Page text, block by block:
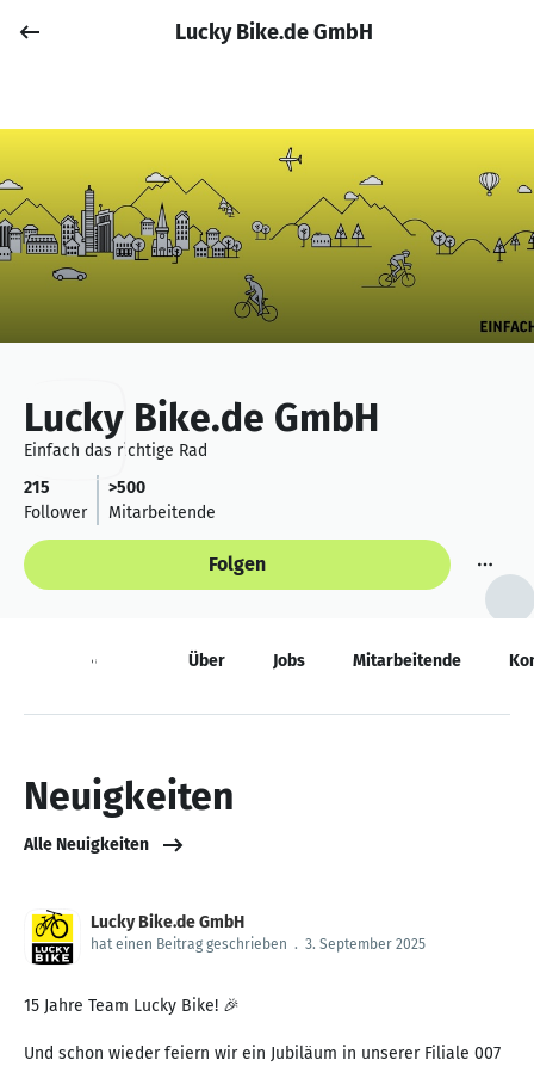
Anmelden
Lucky Bike.de GmbH
Lucky Bike.de GmbH
Einfach das richtige Rad
215
Follower
>500
Mitarbeitende
Folgen
Neuigkeiten Über Jobs Mitarbeitende
Neuigkeiten
Alle Neuigkeiten
Lucky Bike.de GmbH
hat einen Beitrag geschrieben . 3. September 2025
15 Jahre Team Lucky Bike! 🎉
Und schon wieder feiern wir ein Jubiläum in unserer Filiale 007